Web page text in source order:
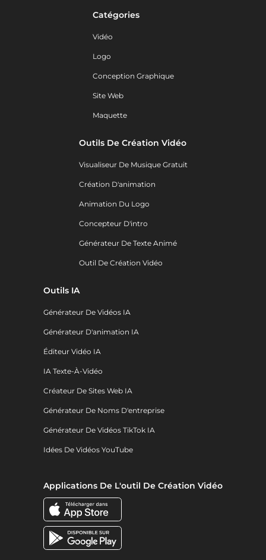
Catégories
Vidéo
Logo
Conception Graphique
Site Web
Maquette
Outils De Création Vidéo
Visualiseur De Musique Gratuit
Création D'animation
Animation Du Logo
Concepteur D'intro
Générateur De Texte Animé
Outil De Création Vidéo
Outils IA
Générateur De Vidéos IA
Générateur D'animation IA
Éditeur Vidéo IA
IA Texte-À-Vidéo
Créateur De Sites Web IA
Générateur De Noms D'entreprise
Générateur De Vidéos TikTok IA
Idées De Vidéos YouTube
Applications De L'outil De Création Vidéo